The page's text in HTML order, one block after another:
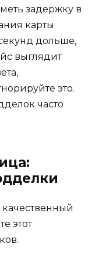
задержку в
карты
дольше,
выглядит
это.
часто
качественный
этот